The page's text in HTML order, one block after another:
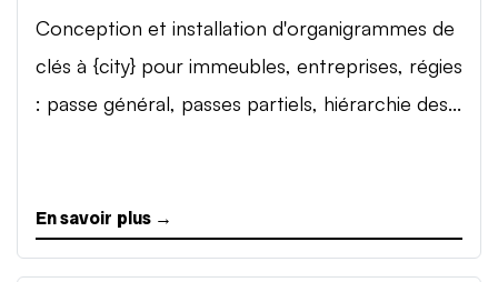
Conception et installation d'organigrammes de
clés à {city} pour immeubles, entreprises, régies
: passe général, passes partiels, hiérarchie des...
En savoir plus →